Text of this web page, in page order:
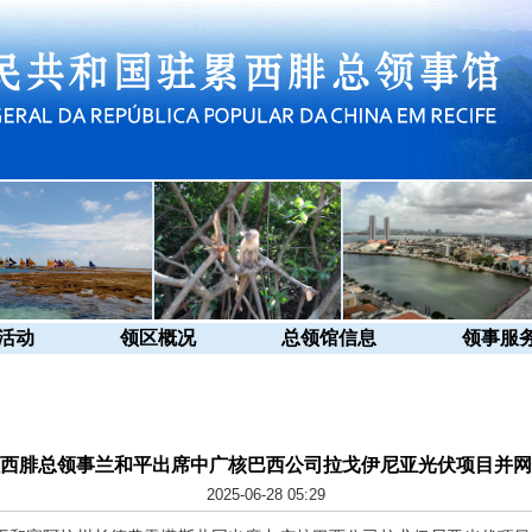
动 领区概况 总领馆信息 领事服
腓总领事兰和平出席中广核巴西公司拉戈伊尼亚光伏项目并
2025-06-28 05:29